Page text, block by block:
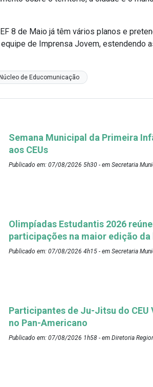
8 de Maio já têm vários planos e
de Imprensa Jovem, estendendo
Núcleo de Educomunicação
Semana Municipal da Primeira
aos CEUs
Publicado em: 07/08/2026 5h30 - em Secretaria
Olimpíadas Estudantis 2026
participações na maior edição
Publicado em: 07/08/2026 4h15 - em Secretaria
Participantes de Ju-Jitsu do CEU
no Pan-Americano
Publicado em: 07/08/2026 1h58 - em Diretoria